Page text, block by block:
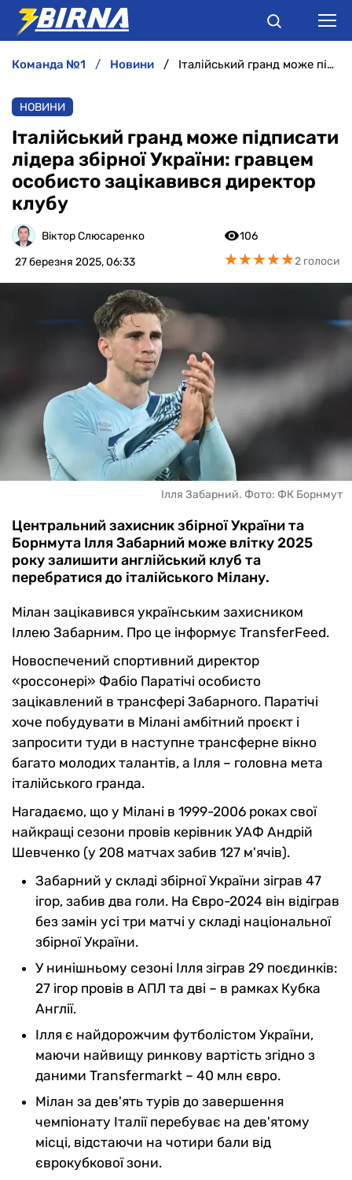
АНАЛІТИКА
ІНТЕРВ'Ю
РІЗНЕ
БУКМЕКЕРИ
команда №1 новини Італійський гранд може підписати лідера збірної України: гравцем особисто зацікавився директор клубу
НОВИНИ
Італійський гранд може підписати
лідера збірної України: гравцем
особисто зацікавився директор
клубу
Віктор Слюсаренко
27 березня 2025, 06:33
106
★★★★★
★★★★★2 голоси
Ілля Забарний. Фото: ФК Борнмут
Центральний захисник збірної України та
Борнмута Ілля Забарний може влітку 2025
року залишити англійський клуб та
перебратися до італійського Мілану.
Мілан зацікавився українським захисником
Іллею Забарним. Про це інформує TransferFeed.
Новоспечений спортивний директор
«россонері» Фабіо Паратічі особисто
зацікавлений в трансфері Забарного. Паратічі
хоче побудувати в Мілані амбітний проєкт і
запросити туди в наступне трансферне вікно
багато молодих талантів, а Ілля – головна мета
італійського гранда.
Нагадаємо, що у Мілані в 1999-2006 роках свої
найкращі сезони провів керівник УАФ Андрій
Шевченко (у 208 матчах забив 127 м'ячів).
Забарний у складі збірної України зіграв 47
ігор, забив два голи. На Євро-2024 він відіграв
без замін усі три матчі у складі національної
збірної України.
У нинішньому сезоні Ілля зіграв 29 поєдинків:
27 ігор провів в АПЛ та дві – в рамках Кубка
Англії.
Ілля є найдорожчим футболістом України,
маючи найвищу ринкову вартість згідно з
даними Transfermarkt – 40 млн євро.
Мілан за дев'ять турів до завершення
чемпіонату Італії перебуває на дев'ятому
місці, відстаючи на чотири бали від
єврокубкової зони.